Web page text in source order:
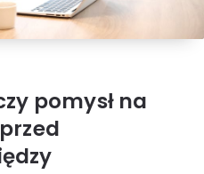
pomysł na